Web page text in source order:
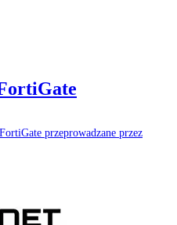
przeprowadzane przez